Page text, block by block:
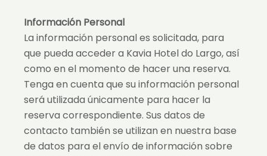
Información Personal
La información personal es solicitada, para
que pueda acceder a Kavia Hotel do Largo, así
como en el momento de hacer una reserva.
Tenga en cuenta que su información personal
será utilizada únicamente para hacer la
reserva correspondiente. Sus datos de
contacto también se utilizan en nuestra base
de datos para el envío de información sobre